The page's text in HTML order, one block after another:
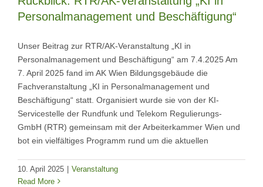
Personalmanagement und Beschäftigung“
Unser Beitrag zur RTR/AK-Veranstaltung „KI in
Personalmanagement und Beschäftigung“ am 7.4.2025 Am
7. April 2025 fand im AK Wien Bildungsgebäude die
Fachveranstaltung „KI in Personalmanagement und
Beschäftigung“ statt. Organisiert wurde sie von der KI-
Servicestelle der Rundfunk und Telekom Regulierungs-
GmbH (RTR) gemeinsam mit der Arbeiterkammer Wien und
bot ein vielfältiges Programm rund um die aktuellen
10. April 2025 | Veranstaltung
Read More